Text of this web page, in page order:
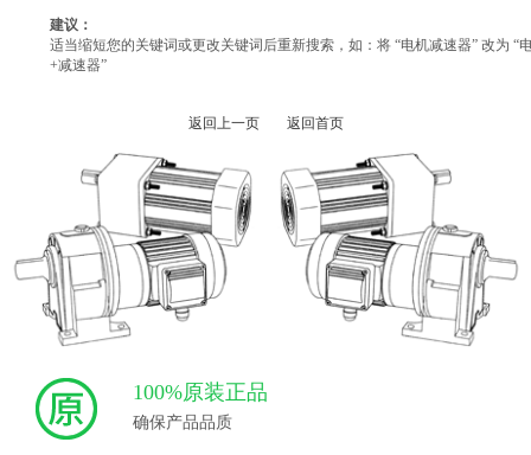
建议：
适当缩短您的关键词或更改关键词后重新搜索，如：将 “电机减速器” 改为 “
+减速器”
返回上一页 返回首页
100%原装正品
确保产品品质